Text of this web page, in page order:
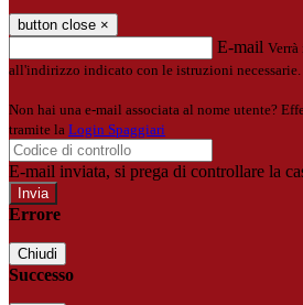
button close ×
E-mail
all'indirizzo indicato con le istruzioni necessarie.
Non hai una e-mail associata al nome utente?
tramite la Login Spaggiari
E-mail inviata, si prega di controllare la
Errore
Chiudi
Successo